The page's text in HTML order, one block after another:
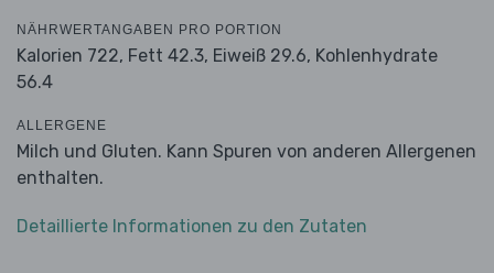
NÄHRWERTANGABEN PRO PORTION
Kalorien 722, Fett 42.3, Eiweiß 29.6, Kohlenhydrate
56.4
ALLERGENE
Milch und Gluten. Kann Spuren von anderen Allergenen
enthalten.
Detaillierte Informationen zu den Zutaten